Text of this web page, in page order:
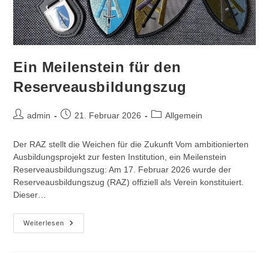
Ein Meilenstein für den
Reserveausbildungszug
Beitrags-
admin
Beitrag21. Februar 2026
Beitrags-
Allgemein
Der RAZ stellt die Weichen für die Zukunft Vom ambitionierten
Ausbildungsprojekt zur festen Institution, ein Meilenstein
Reserveausbildungszug: Am 17. Februar 2026 wurde der
Reserveausbildungszug (RAZ) offiziell als Verein konstituiert.
Dieser…
Weiterlesen
Ein
Meilenstein